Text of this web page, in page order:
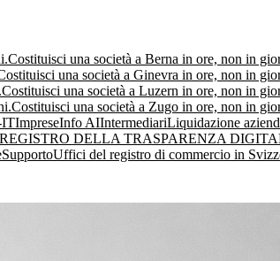
Costituisci una società a Berna in ore, non in
una società a Ginevra in ore, non in
Costituisci una società a Luzern in ore, non in
Costituisci una società a Zugo in ore, non in
ITImpreseInfo AIIntermediariLiquidazione
REGISTRO DELLA TRASPARENZA
SupportoUffici del registro di commercio in